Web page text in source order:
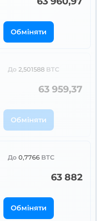
Обміняти
До 2,501588 BTC
63 959,37
Обміняти
До 0,7766 BTC
63 882
Обміняти